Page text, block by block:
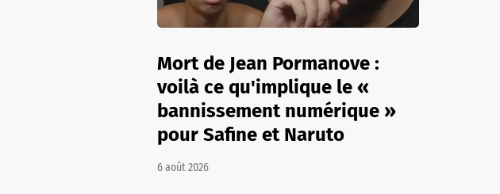
Mort de Jean Pormanove :
voilà ce qu'implique le «
bannissement numérique »
pour Safine et Naruto
6 août 2026